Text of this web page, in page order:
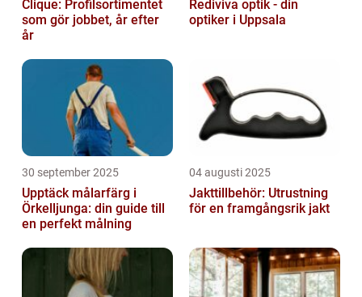
Clique: Profilsortimentet
som gör jobbet, år efter
år
Rediviva optik - din
optiker i Uppsala
30 september 2025
Upptäck målarfärg i
Örkelljunga: din guide till
en perfekt målning
04 augusti 2025
Jakttillbehör: Utrustning
för en framgångsrik jakt